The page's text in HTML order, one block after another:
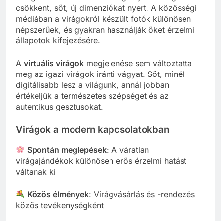
csökkent, sőt, új dimenziókat nyert. A közösségi
médiában a virágokról készült fotók különösen
népszerűek, és gyakran használják őket érzelmi
állapotok kifejezésére.
A virtuális virágok megjelenése sem változtatta
meg az igazi virágok iránti vágyat. Sőt, minél
digitálisabb lesz a világunk, annál jobban
értékeljük a természetes szépséget és az
autentikus gesztusokat.
Virágok a modern kapcsolatokban
Spontán meglepések: A váratlan
virágajándékok különösen erős érzelmi hatást
váltanak ki
Közös élmények: Virágvásárlás és -rendezés
közös tevékenységként